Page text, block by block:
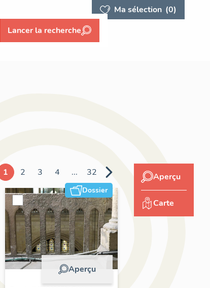
Ma sélection (0)
Lancer la recherche
1 2 3 4 ... 32
Dossier
Aperçu
Aperçu
Carte